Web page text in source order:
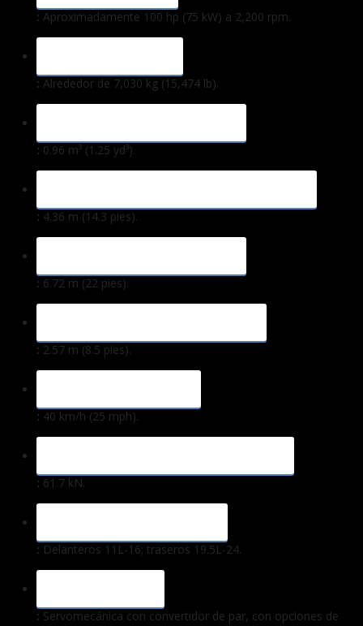
: Aproximadamente 100 hp (75 kW) a 2,200 rpm.
: Alrededor de 7,030 kg (15,474 lb).
: 0.96 m³ (1.25 yd³).
: 4.36 m (14.3 pies).
: 6.72 m (22 pies).
: 2.57 m (8.5 pies).
: 40 km/h (25 mph).
: 61.7 kN.
: Delanteros 11L-16; traseros 19.5L-24.
: Servomecánica con convertidor de par, con opciones de